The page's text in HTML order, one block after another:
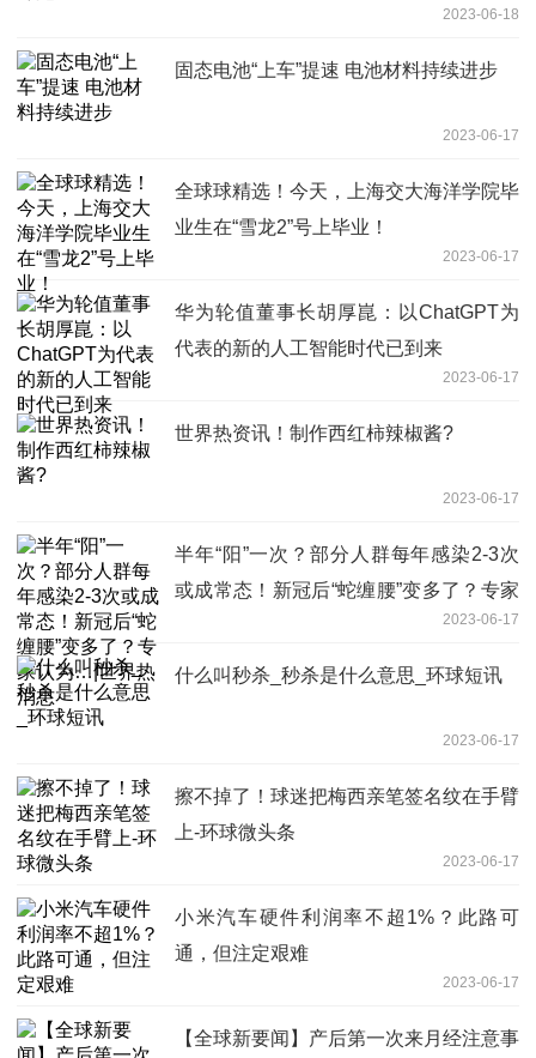
2023-06-18
固态电池“上车”提速 电池材料持续进步
2023-06-17
全球球精选！今天，上海交大海洋学院毕
业生在“雪龙2”号上毕业！
2023-06-17
华为轮值董事长胡厚崑：以ChatGPT为
代表的新的人工智能时代已到来
2023-06-17
世界热资讯！制作西红柿辣椒酱?
2023-06-17
半年“阳”一次？部分人群每年感染2-3次
或成常态！新冠后“蛇缠腰”变多了？专家
2023-06-17
什么叫秒杀_秒杀是什么意思_环球短讯
2023-06-17
擦不掉了！球迷把梅西亲笔签名纹在手臂
上-环球微头条
2023-06-17
小米汽车硬件利润率不超1%？此路可
通，但注定艰难
2023-06-17
【全球新要闻】产后第一次来月经注意事